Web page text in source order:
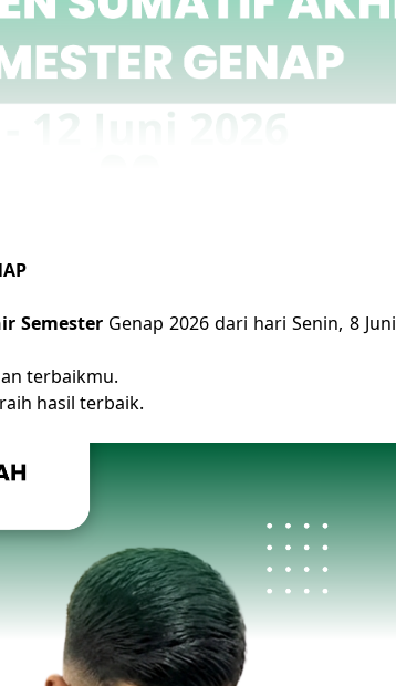
SemesterGenap 2026 dari hari Senin, 8 Juni
terbaikmu.
hasil terbaik.